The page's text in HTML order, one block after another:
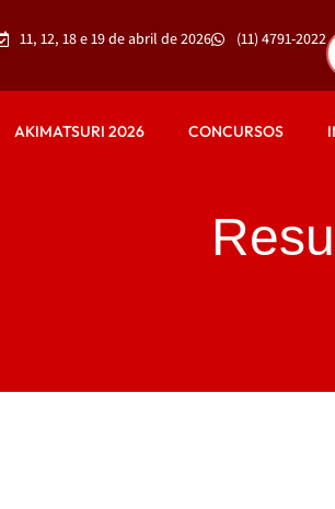
11, 12, 18 e 19 de abril de 2026 (11) 4791-2022
AKIMATSURI 2026 CONCURSOS